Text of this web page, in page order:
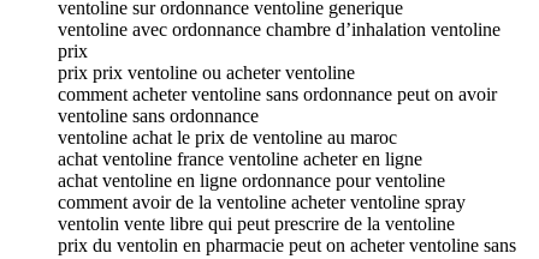
ventoline sur ordonnance ventoline generique
ventoline avec ordonnance chambre d’inhalation ventoline
prix
prix prix ventoline ou acheter ventoline
comment acheter ventoline sans ordonnance peut on avoir
ventoline sans ordonnance
ventoline achat le prix de ventoline au maroc
achat ventoline france ventoline acheter en ligne
achat ventoline en ligne ordonnance pour ventoline
comment avoir de la ventoline acheter ventoline spray
ventolin vente libre qui peut prescrire de la ventoline
prix du ventolin en pharmacie peut on acheter ventoline sans